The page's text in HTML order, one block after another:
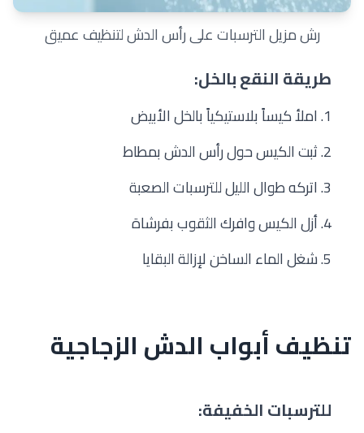
رش مزيل الترسبات على رأس الدش لتنظيف عميق
طريقة النقع بالخل:
1. املأ كيساً بلاستيكياً بالخل الأبيض
2. ثبت الكيس حول رأس الدش بمطاط
3. اتركه طوال الليل للترسبات الصعبة
4. أزل الكيس وافرك الثقوب بفرشاة
5. شغل الماء الساخن لإزالة البقايا
تنظيف أبواب الدش الزجاجية
للترسبات الخفيفة: